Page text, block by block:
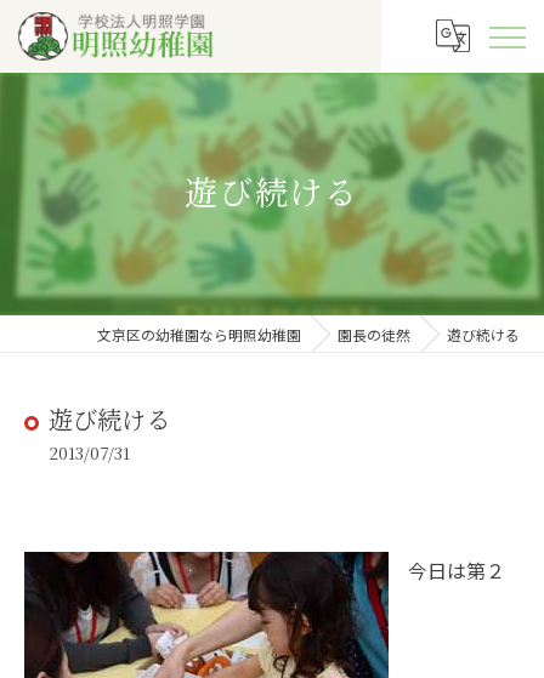
遊び続ける
文京区の幼稚園なら明照幼稚園 園長の徒然 遊び続ける
遊び続ける
2013/07/31
今日は第２